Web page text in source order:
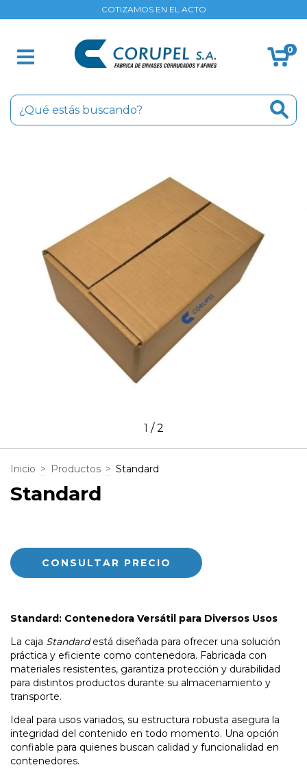
COTIZAMOS EN EL ACTO
0
1 /2
Inicio > Productos > Standard
Standard
Standard: Contenedora Versátil para Diversos Usos
La caja Standardestá diseñada para ofrecer una solución
práctica y eficiente como contenedora. Fabricada con
materiales resistentes, garantiza protección y durabilidad
para distintos productos durante su almacenamiento y
transporte.
Ideal para usos variados, su estructura robusta asegura la
integridad del contenido en todo momento. Una opción
confiable para quienes buscan calidad y funcionalidad en
contenedores.